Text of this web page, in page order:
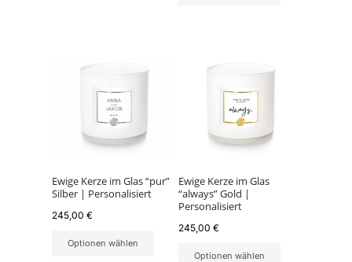
Ewige Kerze im Glas “pur”
Silber | Personalisiert
245,00 €
Optionen wählen
Ewige Kerze im Glas
“always” Gold |
Personalisiert
245,00€
Optionen wählen